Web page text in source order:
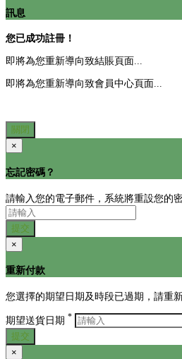
訊息
您已成功註冊！
即將為您重新導向致結賬頁面...
即將為您重新導向致會員中心頁面...
關閉
×
忘記密碼？
請輸入您的電子郵件，系統將重設您的
提交
×
重新付款
您選擇的期望日期及時段已過期，請重新
期望送貨日期 *
提交
×